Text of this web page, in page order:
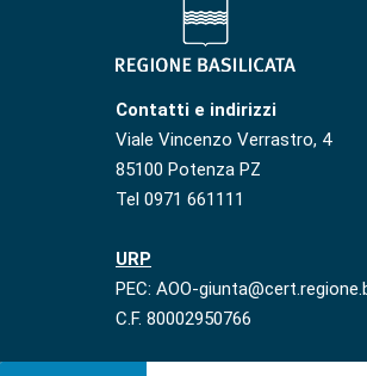
Contatti e indirizzi
Viale Vincenzo Verrastro, 4
85100 Potenza PZ
Tel 0971 661111
URP
PEC: AOO-
C.F. 80002950766